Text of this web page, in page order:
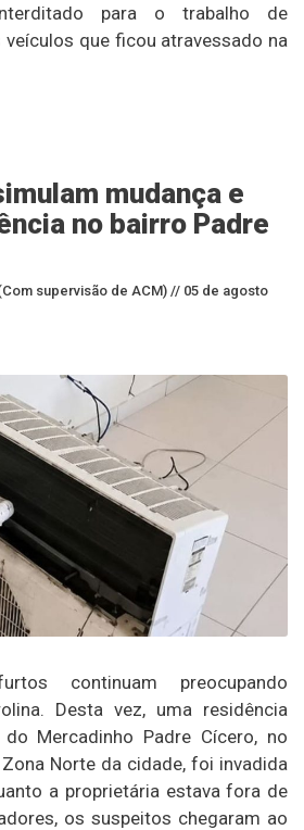
para o trabalho de
que ficou atravessado na
mudança e
no bairro Padre
supervisão de ACM) // 05 de agosto
continuam preocupando
Desta vez, uma residência
Mercadinho Padre Cícero, no
Norte da cidade, foi invadida
a proprietária estava fora de
os suspeitos chegaram ao